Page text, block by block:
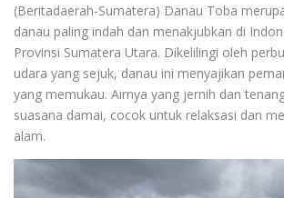
(Beritadaerah-Sumatera) Danau Toba
danau paling indah dan menakjubkan di
Provinsi Sumatera Utara. Dikelilingi oleh
udara yang sejuk, danau ini menyajikan
yang memukau. Airnya yang jernih dan
suasana damai, cocok untuk relaksasi dan
alam.